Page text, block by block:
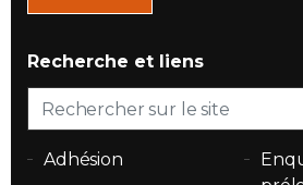
Recherche et liens
Adhésion